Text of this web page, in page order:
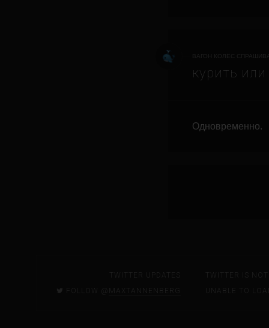
ВАГОН КОЛЁС
курить
Одновременно.
TWITTER UPDATES
FOLLOW @
MAXTANNENBERG
TWITTER IS
UNABLE TO